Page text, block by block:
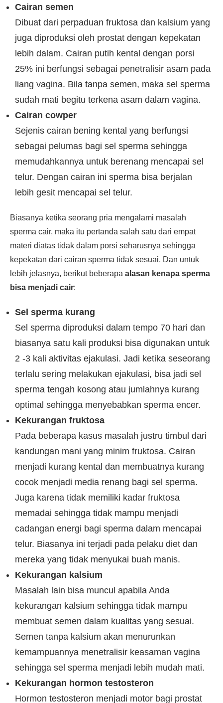
Cairan semen
Dibuat dari perpaduan fruktosa dan kalsium yang
juga diproduksi oleh prostat dengan kepekatan
lebih dalam. Cairan putih kental dengan porsi
25% ini berfungsi sebagai penetralisir asam pada
liang vagina. Bila tanpa semen, maka sel sperma
sudah mati begitu terkena asam dalam vagina.
Cairan cowper
Sejenis cairan bening kental yang berfungsi
sebagai pelumas bagi sel sperma sehingga
memudahkannya untuk berenang mencapai sel
telur. Dengan cairan ini sperma bisa berjalan
lebih gesit mencapai sel telur.
Biasanya ketika seorang pria mengalami masalah
sperma cair, maka itu pertanda salah satu dari empat
materi diatas tidak dalam porsi seharusnya sehingga
kepekatan dari cairan sperma tidak sesuai. Dan untuk
lebih jelasnya, berikut beberapa alasan kenapa sperma
bisa menjadi cair:
Sel sperma kurang
Sel sperma diproduksi dalam tempo 70 hari dan
biasanya satu kali produksi bisa digunakan untuk
2 -3 kali aktivitas ejakulasi. Jadi ketika seseorang
terlalu sering melakukan ejakulasi, bisa jadi sel
sperma tengah kosong atau jumlahnya kurang
optimal sehingga menyebabkan sperma encer.
Kekurangan fruktosa
Pada beberapa kasus masalah justru timbul dari
kandungan mani yang minim fruktosa. Cairan
menjadi kurang kental dan membuatnya kurang
cocok menjadi media renang bagi sel sperma.
Juga karena tidak memiliki kadar fruktosa
memadai sehingga tidak mampu menjadi
cadangan energi bagi sperma dalam mencapai
telur. Biasanya ini terjadi pada pelaku diet dan
mereka yang tidak menyukai buah manis.
Kekurangan kalsium
Masalah lain bisa muncul apabila Anda
kekurangan kalsium sehingga tidak mampu
membuat semen dalam kualitas yang sesuai.
Semen tanpa kalsium akan menurunkan
kemampuannya menetralisir keasaman vagina
sehingga sel sperma menjadi lebih mudah mati.
Kekurangan hormon testosteron
Hormon testosteron menjadi motor bagi prostat